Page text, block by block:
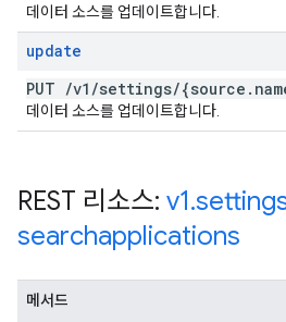
데이터 소스를 업데이트합니다.
update
PUT /v1 /settings/{source .
데이터 소스를 업데이트합니다.
REST 리소스: v1.
searchapplications
메서드